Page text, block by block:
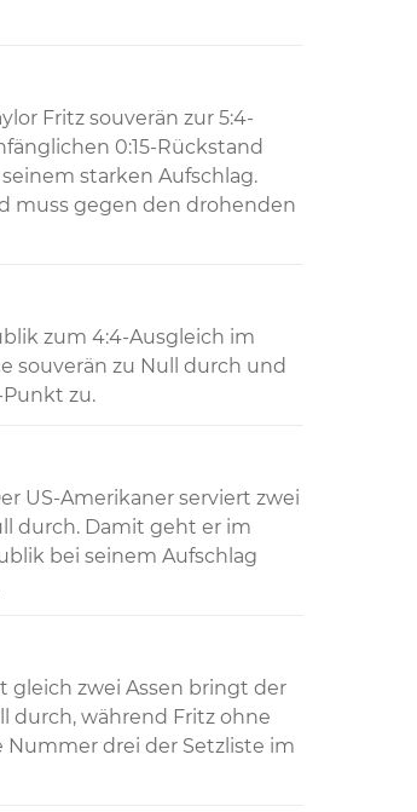
Fritz souverän zur 5:4-
0:15-Rückstand
starken Aufschlag.
muss gegen den drohenden
zum 4:4-Ausgleich im
souverän zu Null durch und
zu.
US-Amerikaner serviert zwei
durch. Damit geht er im
bei seinem Aufschlag
gleich zwei Assen bringt der
durch, während Fritz ohne
drei der Setzliste im